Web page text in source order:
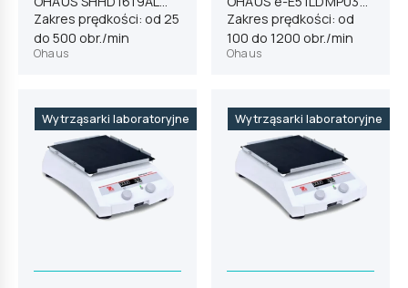
(30391802)
Zakres prędkości: od 25
do 500 obr./min
Ohaus
(30770917)
Zakres prędkości: od
100 do 1200 obr./min
Ohaus
Wytrząsarki laboratoryjne Wytrząsarki laboratoryjne